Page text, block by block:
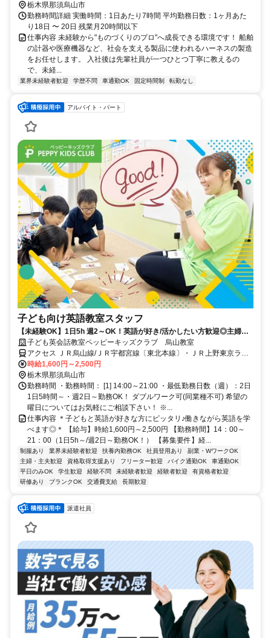
栃木県那須烏山市
勤務時間詳細 実働時間：1日あたり7時間 平均勤務日数：1ヶ月あた
り18日 〜 20日 残業月20時間以下
仕事内容 未経験から"ものづくりのプロ"へ成長できる環境です！ 船舶
の計器や医療機器など、社会を支える製品に使われるハーネスの製造
をお任せします。 入社後は先輩社員が一つひとつ丁寧に教えるの
で、未経...
業界未経験者歓迎 学歴不問 車通勤OK 固定時間制 転勤なし
アルバイト・パート
子ども向け英語教室スタッフ
【未経験OK】1日5h 週2～OK！英語が好き/活かしたい方歓迎◎主婦
(夫)/学生も活躍中！
子ども英会話教室ペッピーキッズクラブ 烏山教室
アクセス ＪＲ烏山線/ＪＲ宇都宮線〔東北本線〕・ＪＲ上野東京ライ
ン 烏山徒歩約9分、ＪＲ烏山線/ＪＲ宇都宮線〔東北本線〕・ＪＲ上野
東京ライン 滝（栃木県）徒歩約36分 JR烏山線「烏山駅」より徒歩9
分 ／近隣教室への勤務も応相談 ※屋内禁煙
時給1,600円～2,500円
栃木県那須烏山市
勤務時間 ・勤務時間： [1] 14:00～21:00 ・最低勤務日数（週）：2日
1日5時間～・週2日～勤務OK！ ダブルワーク可(同業種不可) 希望の
曜日についてはお気軽にご相談下さい！ ※...
仕事内容 ＊子どもと英語が好きな方にピッタリ♪働きながら英語を学
べます◎＊ 【給与】時給1,600円～2,500円 【勤務時間】14：00～
21：00（1日5h～/週2日～勤務OK！） 【募集要件】経...
制服あり 業界未経験者歓迎 扶養内勤務OK 社員登用あり
副業・WワークOK
主婦・主夫歓迎
資格取得支援あり フリーター歓迎 バイク通勤OK
車通勤OK
平日のみOK
学生歓迎 経験不問 未経験者歓迎 経験者歓迎
有資格者歓迎
研修あり
ブランクOK 交通費支給 長期歓迎
派遣社員